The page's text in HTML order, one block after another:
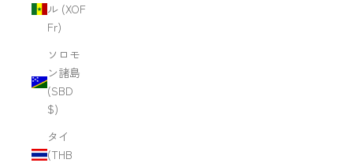
ル (XOF
Fr)
ソロモ
ン諸島
(SBD
$)
タイ
(THB